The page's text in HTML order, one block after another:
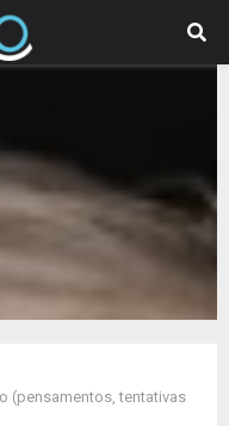
(pensamentos, tentativas